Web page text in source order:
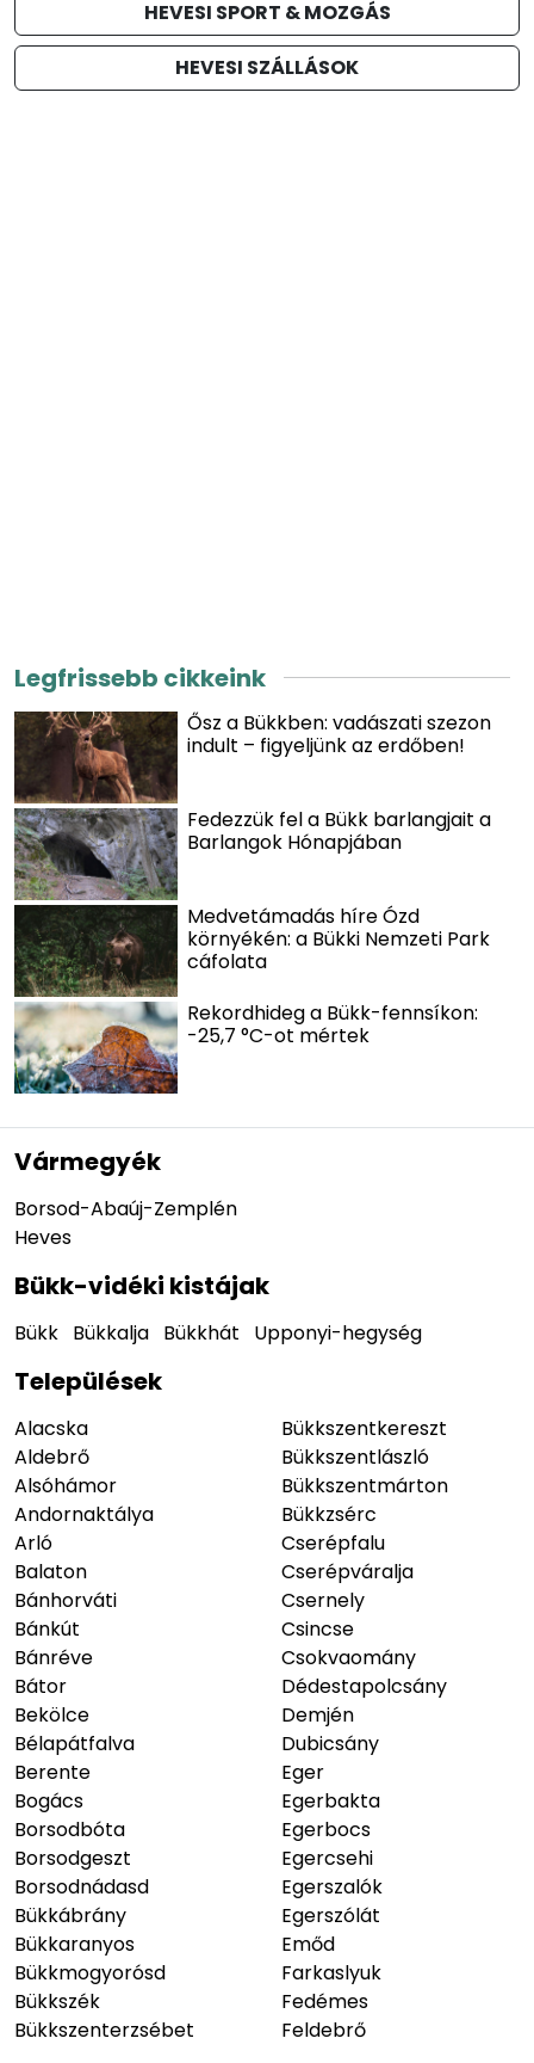
HEVESI SPORT & MOZGÁS
HEVESI SZÁLLÁSOK
Legfrissebb cikkeink
Ősz a Bükkben: vadászati szezon
indult – figyeljünk az erdőben!
Fedezzük fel a Bükk barlangjait a
Barlangok Hónapjában
Medvetámadás híre Ózd
környékén: a Bükki Nemzeti Park
cáfolata
Rekordhideg a Bükk-fennsíkon:
-25,7 °C-ot mértek
Vármegyék
Borsod-Abaúj-Zemplén
Heves
Bükk-vidéki kistájak
Bükk Bükkalja Bükkhát Upponyi-hegység
Települések
Alacska
Aldebrő
Alsóhámor
Andornaktálya
Arló
Balaton
Bánhorváti
Bánkút
Bánréve
Bátor
Bekölce
Bélapátfalva
Berente
Bogács
Borsodbóta
Borsodgeszt
Borsodnádasd
Bükkábrány
Bükkaranyos
Bükkmogyorósd
Bükkszék
Bükkszenterzsébet
Bükkszentkereszt
Bükkszentlászló
Bükkszentmárton
Bükkzsérc
Cserépfalu
Cserépváralja
Csernely
Csincse
Csokvaomány
Dédestapolcsány
Demjén
Dubicsány
Eger
Egerbakta
Egerbocs
Egercsehi
Egerszalók
Egerszólát
Emőd
Farkaslyuk
Fedémes
Feldebrő